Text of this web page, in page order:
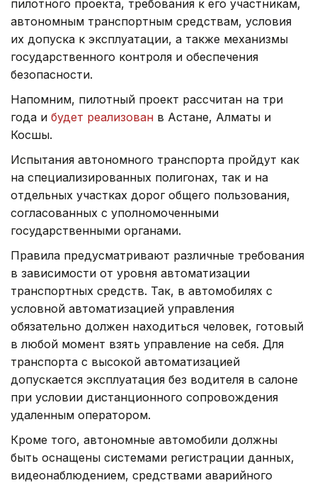
пилотного проекта, требования к его участникам,
автономным транспортным средствам, условия
их допуска к эксплуатации, а также механизмы
государственного контроля и обеспечения
безопасности.
Напомним, пилотный проект рассчитан на три
года и будет реализован в Астане, Алматы и
Косшы.
Испытания автономного транспорта пройдут как
на специализированных полигонах, так и на
отдельных участках дорог общего пользования,
согласованных с уполномоченными
государственными органами.
Правила предусматривают различные требования
в зависимости от уровня автоматизации
транспортных средств. Так, в автомобилях с
условной автоматизацией управления
обязательно должен находиться человек, готовый
в любой момент взять управление на себя. Для
транспорта с высокой автоматизацией
допускается эксплуатация без водителя в салоне
при условии дистанционного сопровождения
удаленным оператором.
Кроме того, автономные автомобили должны
быть оснащены системами регистрации данных,
видеонаблюдением, средствами аварийного